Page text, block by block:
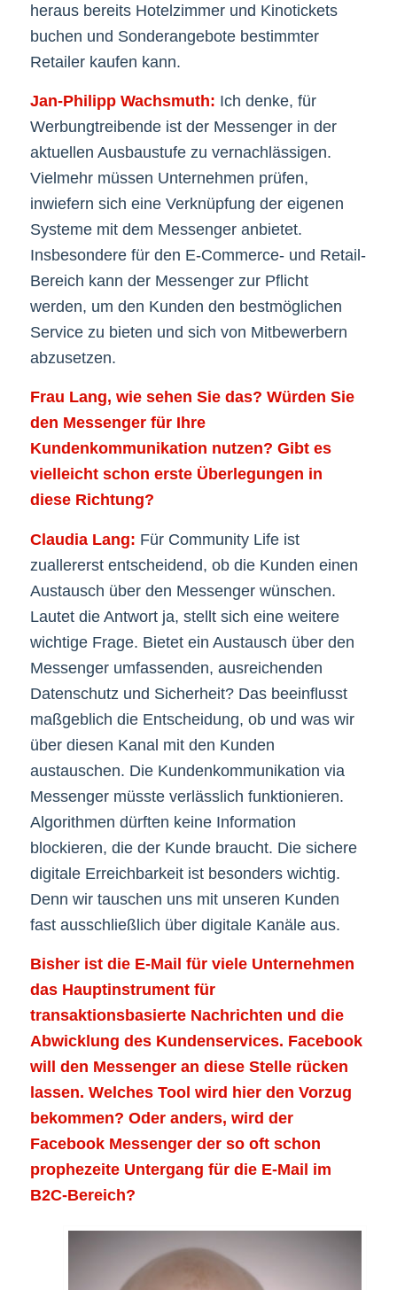
heraus bereits Hotelzimmer und Kinotickets
buchen und Sonderangebote bestimmter
Retailer kaufen kann.
Jan-Philipp Wachsmuth: Ich denke, für
Werbungtreibende ist der Messenger in der
aktuellen Ausbaustufe zu vernachlässigen.
Vielmehr müssen Unternehmen prüfen,
inwiefern sich eine Verknüpfung der eigenen
Systeme mit dem Messenger anbietet.
Insbesondere für den E-Commerce- und Retail-
Bereich kann der Messenger zur Pflicht
werden, um den Kunden den bestmöglichen
Service zu bieten und sich von Mitbewerbern
abzusetzen.
Frau Lang, wie sehen Sie das? Würden Sie
den Messenger für Ihre
Kundenkommunikation nutzen? Gibt es
vielleicht schon erste Überlegungen in
diese Richtung?
Claudia Lang: Für Community Life ist
zuallererst entscheidend, ob die Kunden einen
Austausch über den Messenger wünschen.
Lautet die Antwort ja, stellt sich eine weitere
wichtige Frage. Bietet ein Austausch über den
Messenger umfassenden, ausreichenden
Datenschutz und Sicherheit? Das beeinflusst
maßgeblich die Entscheidung, ob und was wir
über diesen Kanal mit den Kunden
austauschen. Die Kundenkommunikation via
Messenger müsste verlässlich funktionieren.
Algorithmen dürften keine Information
blockieren, die der Kunde braucht. Die sichere
digitale Erreichbarkeit ist besonders wichtig.
Denn wir tauschen uns mit unseren Kunden
fast ausschließlich über digitale Kanäle aus.
Bisher ist die E-Mail für viele Unternehmen
das Hauptinstrument für
transaktionsbasierte Nachrichten und die
Abwicklung des Kundenservices. Facebook
will den Messenger an diese Stelle rücken
lassen. Welches Tool wird hier den Vorzug
bekommen? Oder anders, wird der
Facebook Messenger der so oft schon
prophezeite Untergang für die E-Mail im
B2C-Bereich?